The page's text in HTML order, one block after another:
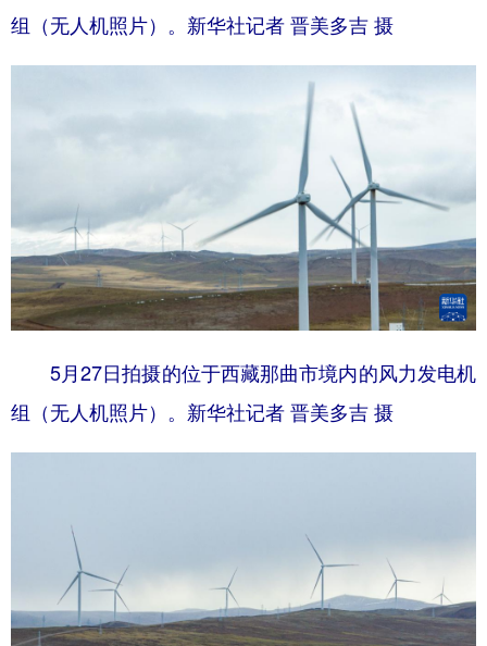
组（无人机照片）。新华社记者 晋美多吉 摄
5月27日拍摄的位于西藏那曲市境内的风力发电机
组（无人机照片）。新华社记者 晋美多吉 摄